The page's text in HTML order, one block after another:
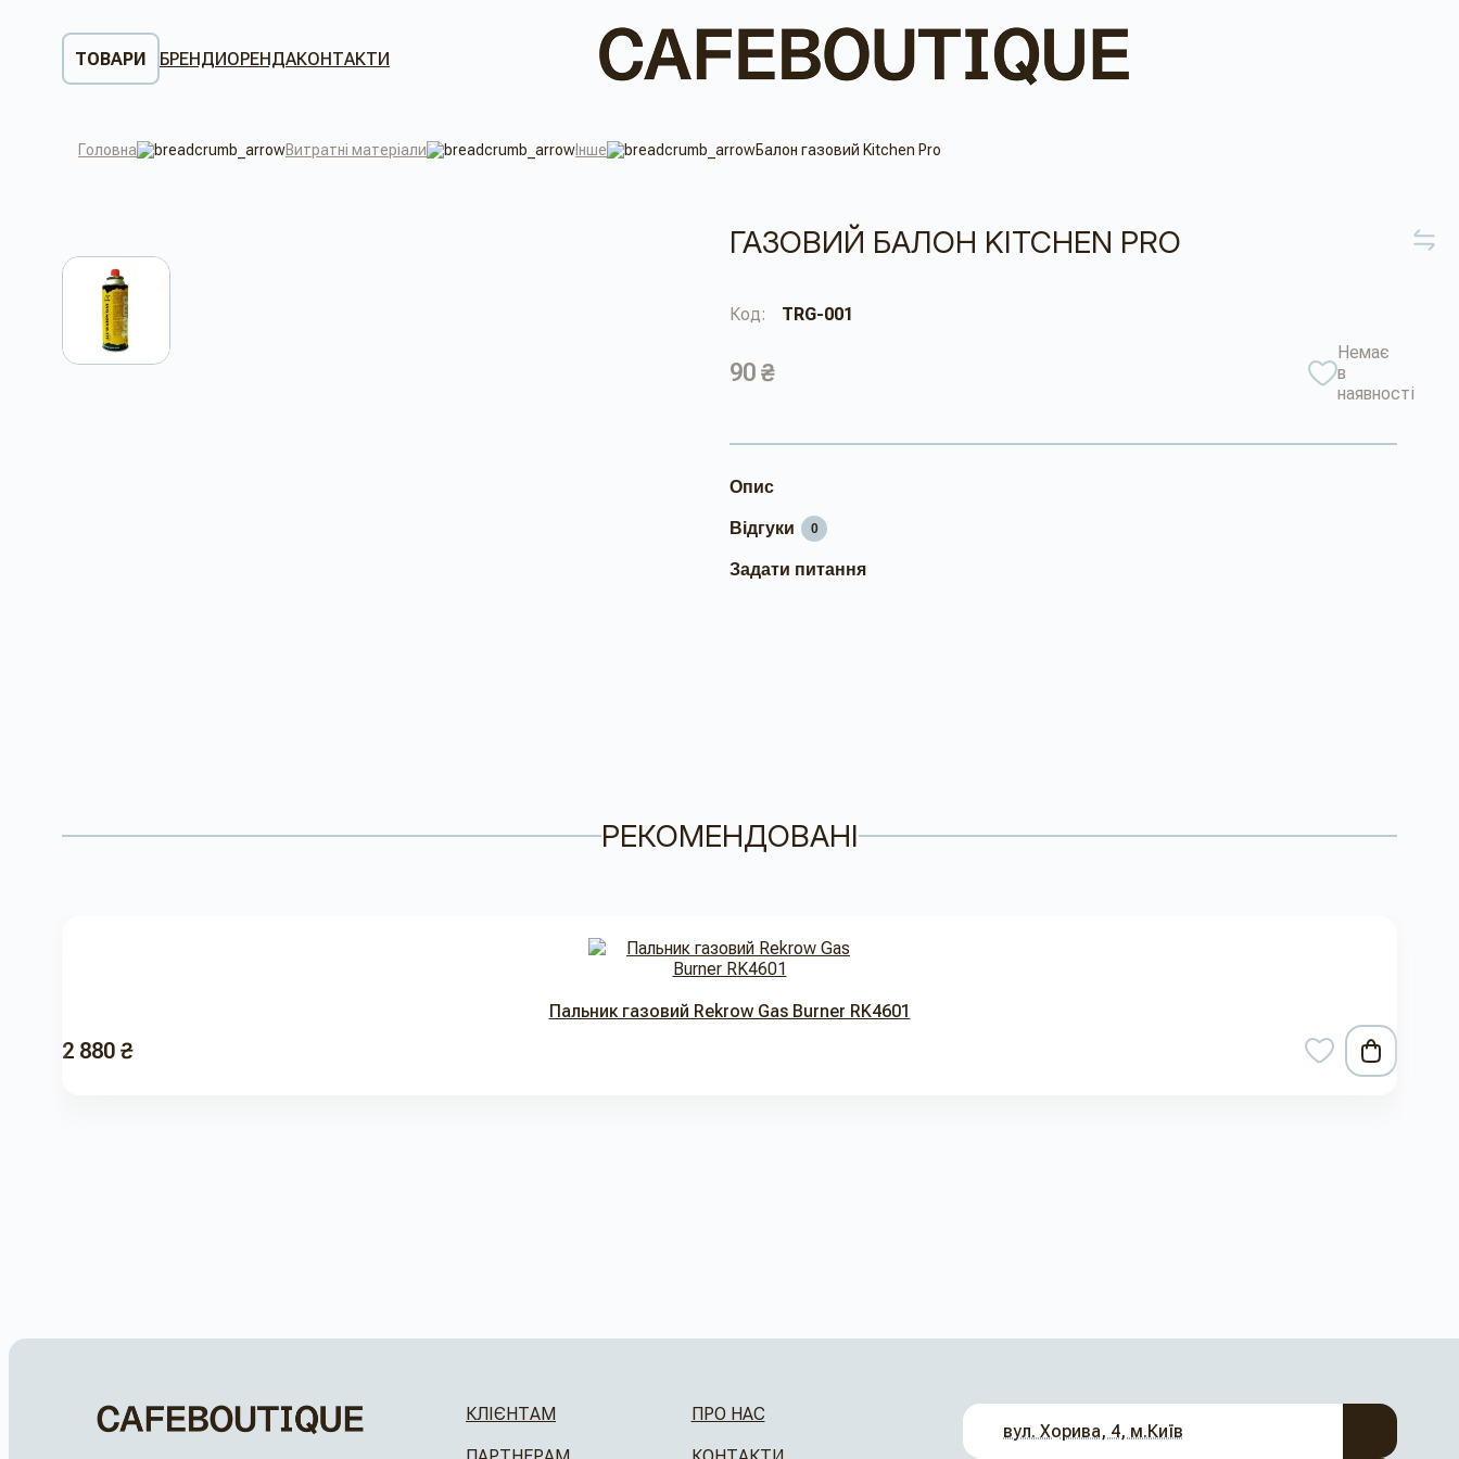
ТОВАРИ БРЕНДИОРЕНДАКОНТАКТИ
Головна Витратні матеріали Інше Балон газовий Kitchen Pro
ГАЗОВИЙ БАЛОН KITCHEN PRO
Код: TRG-001
90 ₴
Немає
в
наявності
Опис
Відгуки 0
Задати питання
РЕКОМЕНДОВАНІ
Пальник газовий Rekrow Gas Burner RK4601
2 880 ₴
КЛІЄНТАМ ПРО НАС
вул. Хорива, 4, м.Київ